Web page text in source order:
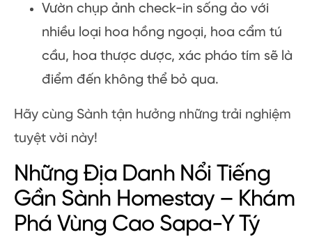
Vườn chụp ảnh check-in sống ảo với
nhiều loại hoa hồng ngoại, hoa cẩm tú
cầu, hoa thược dược, xác pháo tím sẽ là
điểm đến không thể bỏ qua.
Hãy cùng Sành tận hưởng những trải nghiệm
tuyệt vời này!
Những Địa Danh Nổi Tiếng
Gần Sành Homestay – Khám
Phá Vùng Cao Sapa-Y Tý